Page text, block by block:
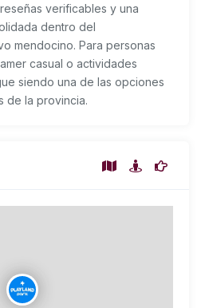
verificables y una
dentro del
mendocino. Para personas
casual o actividades
siendo una de las opciones
de la provincia.